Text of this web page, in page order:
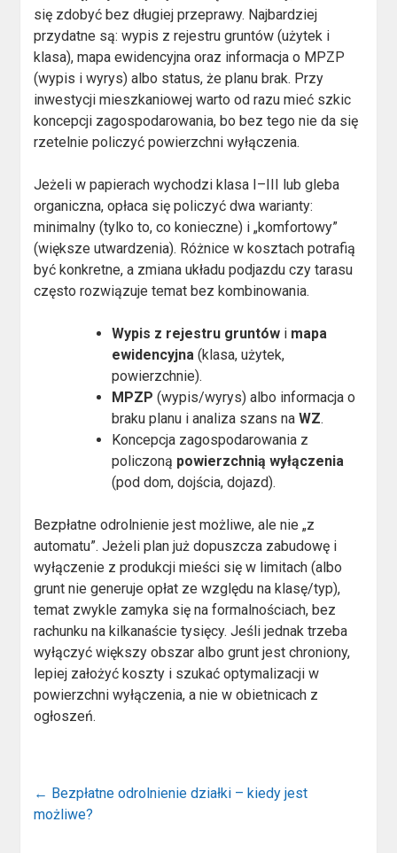
się zdobyć bez długiej przeprawy. Najbardziej
przydatne są: wypis z rejestru gruntów (użytek i
klasa), mapa ewidencyjna oraz informacja o MPZP
(wypis i wyrys) albo status, że planu brak. Przy
inwestycji mieszkaniowej warto od razu mieć szkic
koncepcji zagospodarowania, bo bez tego nie da się
rzetelnie policzyć powierzchni wyłączenia.
Jeżeli w papierach wychodzi klasa I–III lub gleba
organiczna, opłaca się policzyć dwa warianty:
minimalny (tylko to, co konieczne) i „komfortowy”
(większe utwardzenia). Różnice w kosztach potrafią
być konkretne, a zmiana układu podjazdu czy tarasu
często rozwiązuje temat bez kombinowania.
Wypis z rejestru gruntów i mapa
ewidencyjna (klasa, użytek,
powierzchnie).
MPZP (wypis/wyrys) albo informacja o
braku planu i analiza szans naWZ.
Koncepcja zagospodarowania z
policzoną powierzchnią wyłączenia
(pod dom, dojścia, dojazd).
Bezpłatne odrolnienie jest możliwe, ale nie „z
automatu”. Jeżeli plan już dopuszcza zabudowę i
wyłączenie z produkcji mieści się w limitach (albo
grunt nie generuje opłat ze względu na klasę/typ),
temat zwykle zamyka się na formalnościach, bez
rachunku na kilkanaście tysięcy. Jeśli jednak trzeba
wyłączyć większy obszar albo grunt jest chroniony,
lepiej założyć koszty i szukać optymalizacji w
powierzchni wyłączenia, a nie w obietnicach z
ogłoszeń.
← Bezpłatne odrolnienie działki – kiedy jest
możliwe?